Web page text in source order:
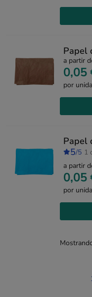
Papel
a partir
0,05
por
Papel
5/5 1
a partir
0,05
por